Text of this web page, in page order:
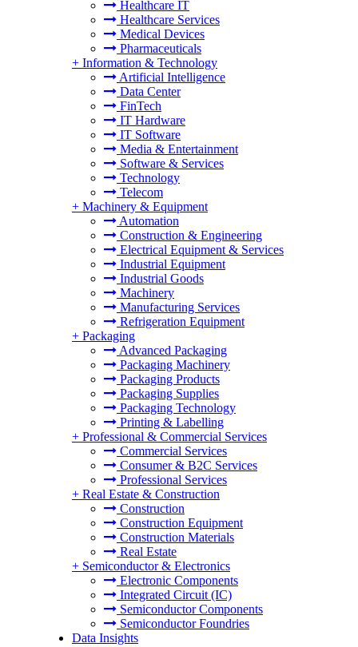
Healthcare IT
Healthcare Services
Medical Devices
Pharmaceuticals
+ Information & Technology
Artificial Intelligence
Data Center
FinTech
IT Hardware
IT Software
Media & Entertainment
Software & Services
Technology
Telecom
+ Machinery & Equipment
Automation
Construction & Engineering
Electrical Equipment & Services
Industrial Equipment
Industrial Goods
Machinery
Manufacturing Services
Refrigeration Equipment
+ Packaging
Advanced Packaging
Packaging Machinery
Packaging Products
Packaging Supplies
Packaging Technology
Printing & Labelling
+ Professional & Commercial Services
Commercial Services
Consumer & B2C Services
Professional Services
+ Real Estate & Construction
Construction
Construction Equipment
Construction Materials
Real Estate
+ Semiconductor & Electronics
Electronic Components
Integrated Circuit (IC)
Semiconductor Components
Semiconductor Foundries
Data Insights